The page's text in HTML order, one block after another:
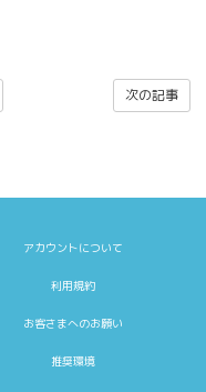
次の記事
アカウントについて
利用規約
お客さまへのお願い
推奨環境